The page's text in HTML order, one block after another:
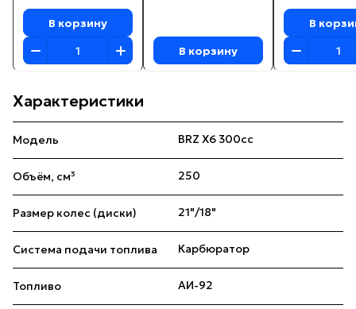
В корзину
В корзину
В
Характеристики
Модель BRZ X6 300cc
Объём, см³ 250
Размер колес (диски) 21"/18"
Система подачи топлива Карбюратор
Топливо АИ-92